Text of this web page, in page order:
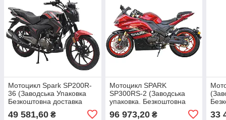
Мотоцикл Spark SP200R-
36 (Заводська Упаковка
Безкоштовна доставка
49 581,60 ₴
Мотоцикл SPARK
SP300RS-2 (Заводська
упаковка. Безкоштовна
доставка Новою Поштою)
96 973,20₴ 33